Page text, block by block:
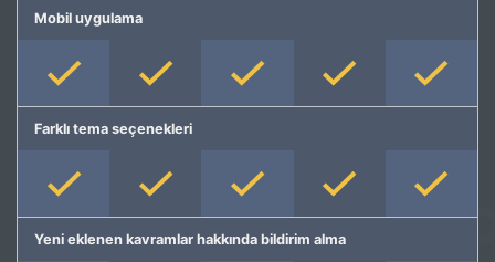
Mobil uygulama
Farklı tema seçenekleri
Yeni eklenen kavramlar hakkında bildirim alma